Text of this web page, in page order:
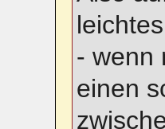
- wenn
einen